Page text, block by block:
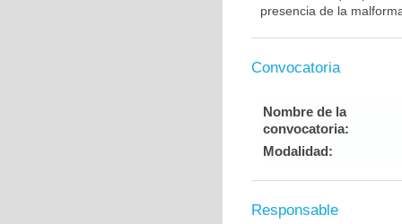
presencia de la
Convocatoria
Nombre de la
convocatoria:
Modalidad:
Responsable